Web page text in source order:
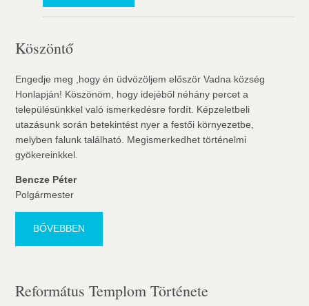
Köszöntő
Engedje meg ,hogy én üdvözöljem először Vadna község
Honlapján! Köszönöm, hogy idejéből néhány percet a
településünkkel való ismerkedésre fordít. Képzeletbeli
utazásunk során betekintést nyer a festői környezetbe,
melyben falunk található. Megismerkedhet történelmi
gyökereinkkel.
Bencze Péter
Polgármester
BŐVEBBEN
Református Templom Története